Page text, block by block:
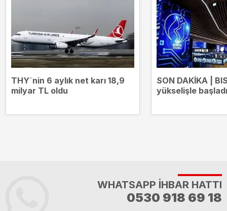
THY`nin 6 aylık net karı 18,9
milyar TL oldu
SON DAKİKA |
yükselişle
WHATSAPP İHBAR HATTI
0530 918 69 18